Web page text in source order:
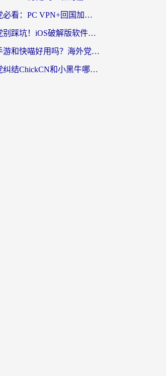
海外党必看：PC VPN+回国加速器怎么选？无缝访问国内资源全攻略
海外党别踩坑！iOS破解版软件不可靠？教你选对回国加速器无缝看国内资源
雷神手游和快喵好用吗？海外党亲测5款回国加速器，附斧牛Bling对比+微信视频号解决办法
海外党纠结ChickCN和小黑牛哪个好？一篇帮你选对回国加速器的实用指南